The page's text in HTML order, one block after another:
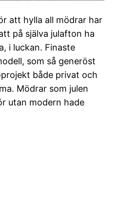
att hylla all mödrar har
på själva julafton ha
i luckan. Finaste
som så generöst
både privat och
Mödrar som julen
utan modern hade